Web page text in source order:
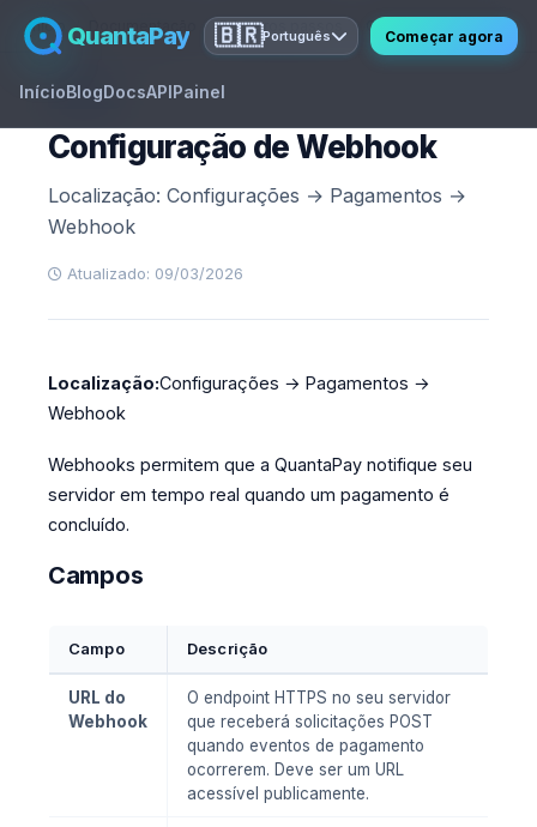
QuantaPay
InícioBlogDocsAPIPainel
🇧🇷Português Começar agora
Início Documentação Primeiros passos Configurações de
GUIDE
Configuração de Webhook
Localização: Configurações → Pagamentos →
Webhook
Atualizado: 09/03/2026
Localização:Configurações → Pagamentos →
Webhook
Webhooks permitem que a QuantaPay notifique seu
servidor em tempo real quando um pagamento é
concluído.
Campos
Campo Descrição
URL do
Webhook
O endpoint HTTPS no seu servidor
que receberá solicitações POST
quando eventos de pagamento
ocorrerem. Deve ser um URL
acessível publicamente.